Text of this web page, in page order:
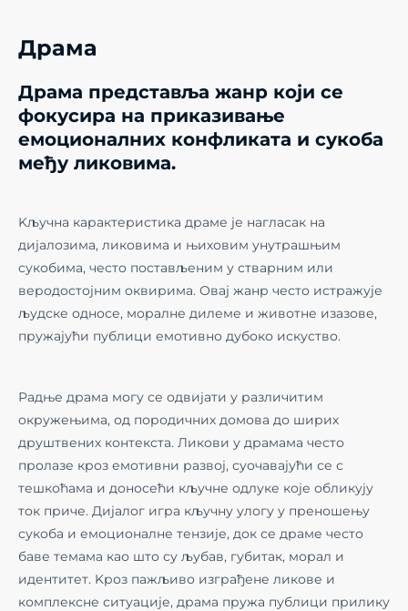
Драма
Драма представља жанр који се
фокусира на приказивање
емоционалних конфликата и сукоба
међу ликовима.
Kључна карактеристика драме је нагласак на
дијалозима, ликовима и њиховим унутрашњим
сукобима, често постављеним у стварним или
веродостојним оквирима. Овај жанр често истражује
људске односе, моралне дилеме и животне изазове,
пружајући публици емотивно дубоко искуство.
Радње драма могу се одвијати у различитим
окружењима, од породичних домова до ширих
друштвених контекста. Ликови у драмама често
пролазе кроз емотивни развој, суочавајући се с
тешкоћама и доносећи кључне одлуке које обликују
ток приче. Дијалог игра кључну улогу у преношењу
сукоба и емоционалне тензије, док се драме често
баве темама као што су љубав, губитак, морал и
идентитет. Kроз пажљиво изграђене ликове и
комплексне ситуације, драма пружа публици прилику